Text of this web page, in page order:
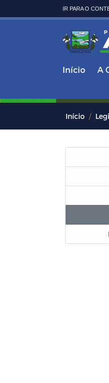
IR PARA O
Início A
Início